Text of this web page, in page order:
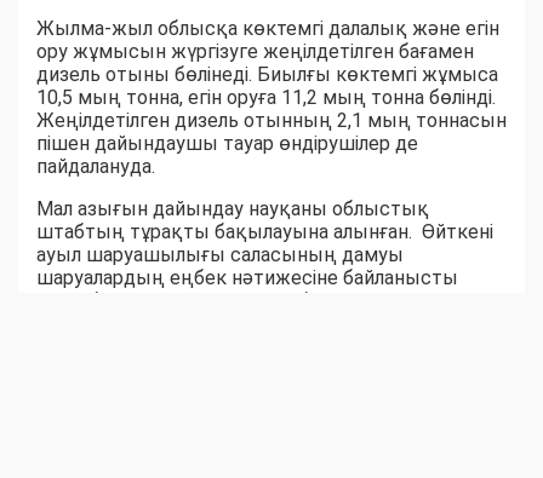
Жылма-жыл облысқа көктемгі далалық және егін
ору жұмысын жүргізуге жеңілдетілген бағамен
дизель отыны бөлінеді. Биылғы көктемгі жұмыса
10,5 мың тонна, егін оруға 11,2 мың тонна бөлінді.
Жеңілдетілген дизель отынның 2,1 мың тоннасын
пішен дайындаушы тауар өндірушілер де
пайдалануда.
Мал азығын дайындау науқаны облыстық
штабтың тұрақты бақылауына алынған. Өйткені
ауыл шаруашылығы саласының дамуы
шаруалардың еңбек нәтижесіне байланысты